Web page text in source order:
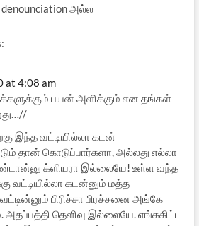
denounciation அல்ல
at 4:08 am
பயன் அளிக்கும் என தங்கள்
இந்த வட்டியில்லா கடன்
தான் கொடுப்பார்களா, அல்லது எல்லா
க்ளியரா இல்லையே! உள்ள வந்த
வட்டியில்லா கடன்னும் மத்த
பிரிச்சா பிரச்சனை அங்கே
அதப்பத்தி தெளிவு இல்லையே. எங்ககிட்ட